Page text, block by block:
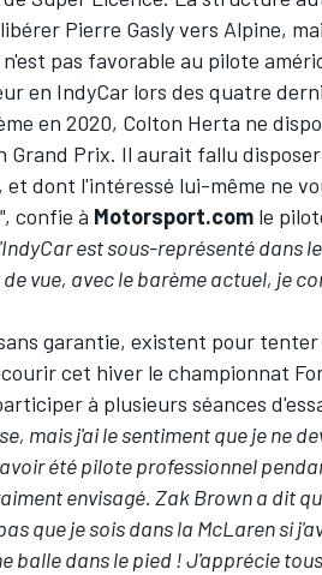
Pierre Gaslyvers Alpine,
pas favorable au pilote
en IndyCar lors des quatre
en 2020, Colton Herta ne
Grand Prix. Il aurait fallu
et dont l'intéressé lui-même ne
, confie à Motorsport.com le
est sous-représenté dans
vue, avec le barème actuel, je
garantie, existent pour
cet hiver le championnat
à plusieurs séances
mais j'ai le sentiment que je ne
été pilote professionnel
envisagé. Zak Brown a dit
que je sois dans la McLaren si
balle dans le pied ! J'apprécie